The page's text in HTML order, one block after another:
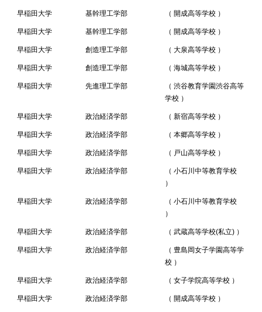
早稲田大学 基幹理工学部 （ 開成高等学校 ）
早稲田大学 基幹理工学部 （ 開成高等学校 ）
早稲田大学 創造理工学部 （ 大泉高等学校 ）
早稲田大学 創造理工学部 （ 海城高等学校 ）
早稲田大学 先進理工学部
（ 渋谷教育学園渋谷高等
学校 ）
早稲田大学 政治経済学部 （ 新宿高等学校 ）
早稲田大学 政治経済学部 （ 本郷高等学校 ）
早稲田大学 政治経済学部 （ 戸山高等学校 ）
早稲田大学 政治経済学部
（ 小石川中等教育学校
）
早稲田大学 政治経済学部
（ 小石川中等教育学校
）
早稲田大学 政治経済学部 （ 武蔵高等学校(私立) ）
早稲田大学 政治経済学部
（ 豊島岡女子学園高等学
校 ）
早稲田大学 政治経済学部 （ 女子学院高等学校 ）
早稲田大学 政治経済学部 （ 開成高等学校 ）